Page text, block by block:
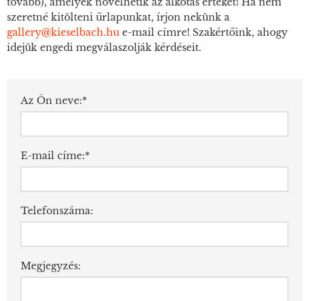
szeretné kitölteni űrlapunkat, írjon nekünk a
gallery@kieselbach.hu e-mail címre! Szakértőink, ahogy
idejük engedi megválaszolják kérdéseit.
Az Ön neve:*
E-mail címe:*
Telefonszáma:
Megjegyzés: